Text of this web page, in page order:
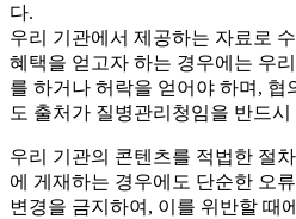
다.
우리 기관에서 제공하는 자료로
혜택을 얻고자 하는 경우에는 우
를 하거나 허락을 얻어야 하며, 협
도 출처가 질병관리청임을 반드
우리 기관의 콘텐츠를 적법한 절
에 게재하는 경우에도 단순한 오
변경을 금지하여, 이를 위반할 때